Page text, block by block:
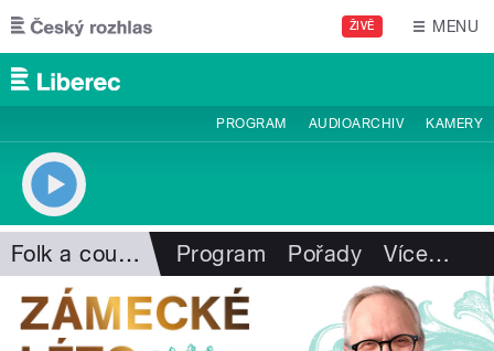
Přejít k hlavnímu obsahu
ŽIVĚ MENU
PROGRAM AUDIOARCHIV KAMERY
Folk a country Program Pořady Více…